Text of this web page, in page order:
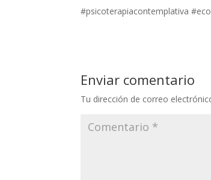
#psicoterapiacontemplativa
Enviar comentario
Tu dirección de correo